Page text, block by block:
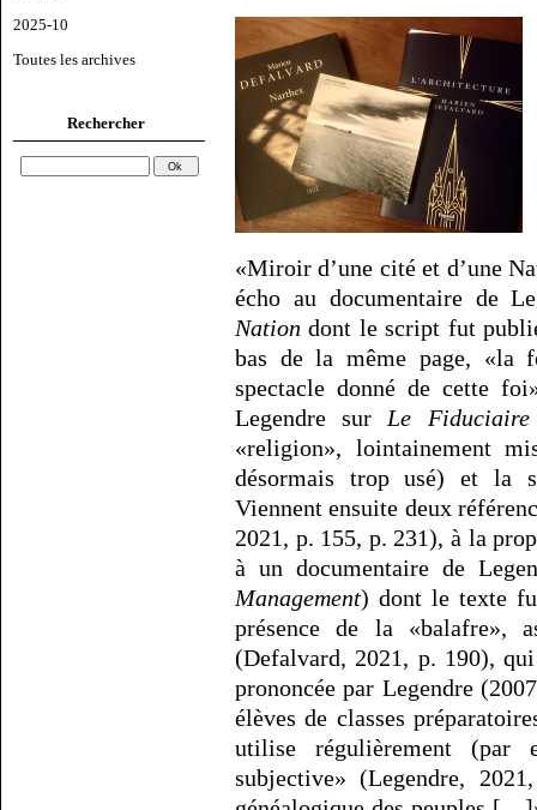
2025-10
Toutes les archives
Rechercher
«Miroir d’une cité et d’une
écho au documentaire de
Nation dont le script fut
bas de la même page, «la
spectacle donné de cette
Legendre sur Le Fiduciaire
«religion», lointainement
désormais trop usé) et la
Viennent ensuite deux
2021, p. 155, p. 231), à la
à un documentaire de
Management) dont le texte
présence de la «balafre»,
(Defalvard, 2021, p. 190),
prononcée par Legendre
élèves de classes
utilise régulièrement
subjective» (Legendre,